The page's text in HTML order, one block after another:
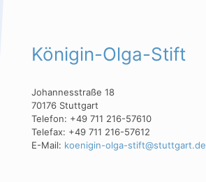
Königin-Olga-Stift
Johannesstraße 18
70176 Stuttgart
Telefon: +49 711 216-57610
Telefax: +49 711 216-57612
E-Mail: koenigin-olga-stift@stuttgart.de